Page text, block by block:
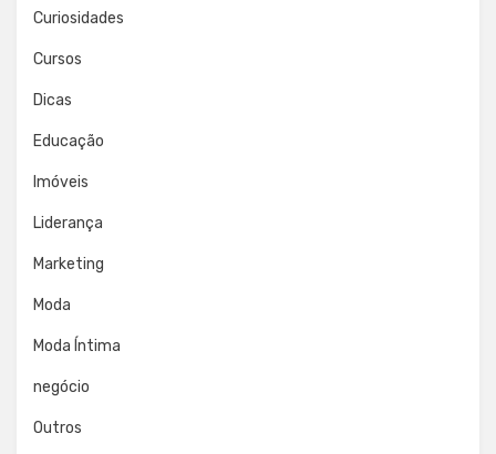
Curiosidades
Cursos
Dicas
Educação
Imóveis
Liderança
Marketing
Moda
Moda Íntima
negócio
Outros